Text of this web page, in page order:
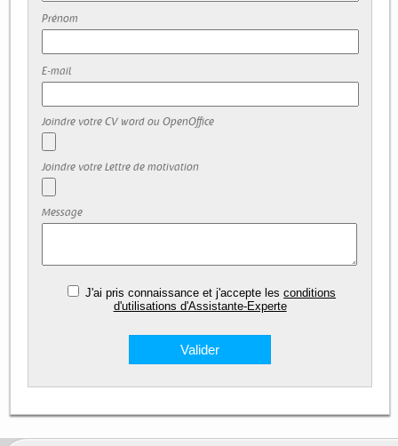
Prénom
E-mail
Joindre votre CV word ou OpenOffice
Joindre votre Lettre de motivation
Message
J'ai pris connaissance et j'accepte lesconditions
d'utilisations d'Assistante-Experte